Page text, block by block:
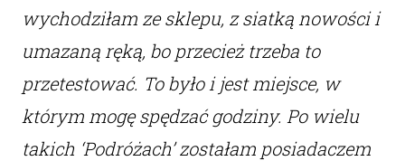
wychodziłam ze sklepu, z siatką nowości i
umazaną ręką, bo przecież trzeba to
przetestować. To było i jest miejsce, w
którym mogę spędzać godziny. Po wielu
takich ‘Podróżach’ zostałam posiadaczem